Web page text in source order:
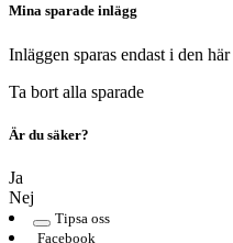
Mina sparade inlägg
Inläggen sparas endast i den
Ta bort alla sparade
Är du säker?
Ja
Nej
Tipsa oss
Facebook